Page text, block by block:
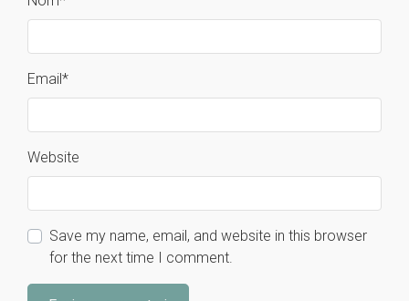
Email*
Website
Save my name, email, and website in this browser
for the next time I comment.